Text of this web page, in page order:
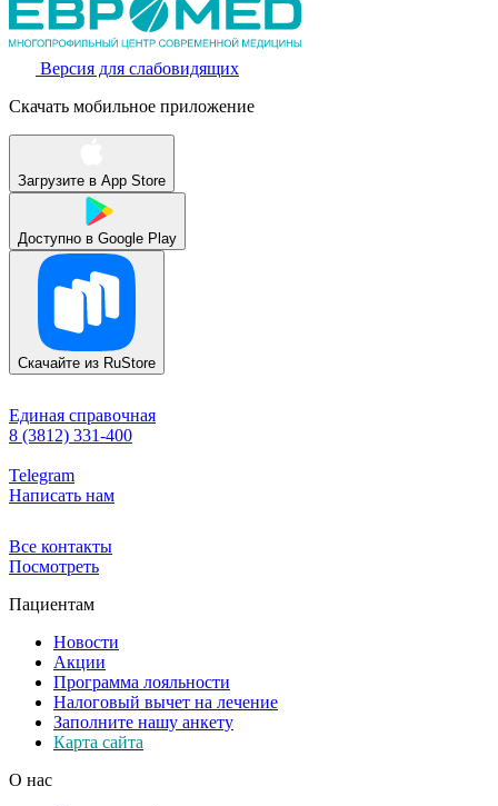
Версия для слабовидящих
Скачать мобильное приложение
Загрузите в App Store
Доступно в Google Play
Скачайте из RuStore
Единая справочная
8 (3812) 331-400
Telegram
Написать нам
Все контакты
Посмотреть
Пациентам
Новости
Акции
Программа лояльности
Налоговый вычет на лечение
Заполните нашу анкету
Карта сайта
О нас